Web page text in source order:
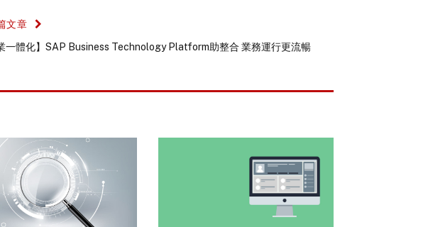
文章
一體化】SAP Business Technology Platform助整合 業務運行更流暢